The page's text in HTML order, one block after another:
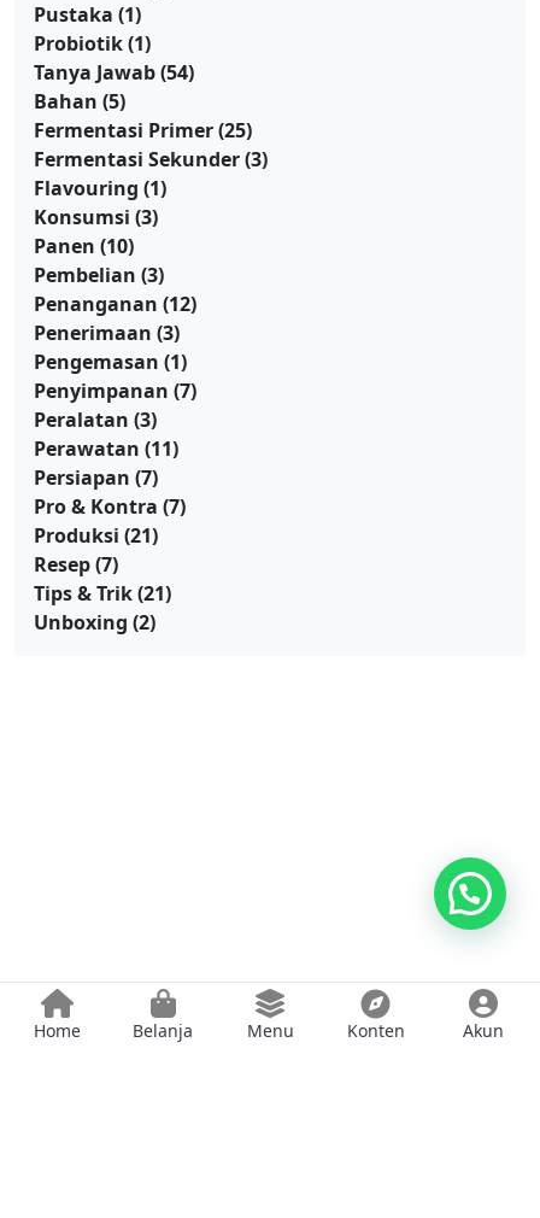
Pustaka (1)
Probiotik(1)
Tanya Jawab(54)
Bahan (5)
Fermentasi Primer(25)
Fermentasi Sekunder(3)
Flavouring (1)
Konsumsi (3)
Panen (10)
Pembelian (3)
Penanganan (12)
Penerimaan (3)
Pengemasan (1)
Penyimpanan (7)
Peralatan (3)
Perawatan (11)
Persiapan (7)
Pro & Kontra (7)
Produksi (21)
Resep(7)
Tips & Trik(21)
Unboxing (2)
Home Belanja Menu Konten Akun